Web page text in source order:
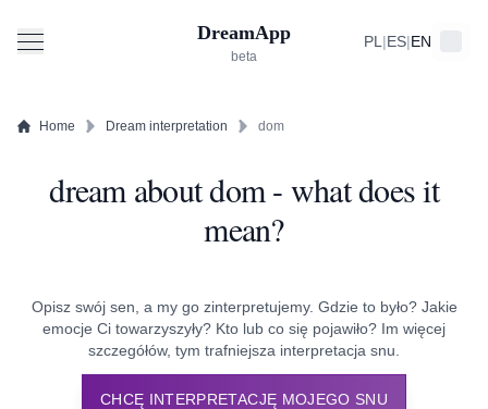
DreamApp
beta
PL |ES|EN
Home Dream interpretation dom
dream about dom - what does it
mean?
Opisz swój sen, a my go zinterpretujemy. Gdzie to było? Jakie
emocje Ci towarzyszyły? Kto lub co się pojawiło? Im więcej
szczegółów, tym trafniejsza interpretacja snu.
CHCĘ INTERPRETACJĘ MOJEGO SNU